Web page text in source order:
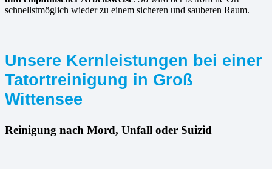
schnellstmöglich wieder zu einem sicheren und sauberen Raum.
Unsere Kernleistungen bei einer
Tatortreinigung in Groß
Wittensee
Reinigung nach Mord, Unfall oder Suizid